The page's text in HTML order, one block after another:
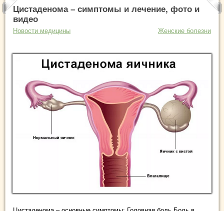
Цистаденома – симптомы и лечение, фото и
видео
Новости медицины Женские болезни